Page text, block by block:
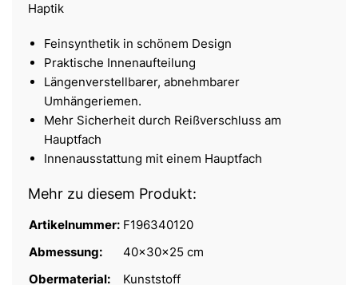
Haptik
Feinsynthetik in schönem Design
Praktische Innenaufteilung
Längenverstellbarer, abnehmbarer
Umhängeriemen.
Mehr Sicherheit durch Reißverschluss am
Hauptfach
Innenausstattung mit einem Hauptfach
Mehr zu diesem Produkt:
Artikelnummer: F196340120
Abmessung:
40x30x25 cm
Obermaterial:
Kunststoff